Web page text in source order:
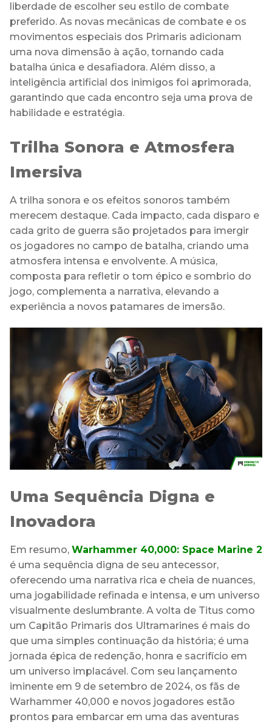
liberdade de escolher seu estilo de combate
preferido. As novas mecânicas de combate e os
movimentos especiais dos Primaris adicionam
uma nova dimensão à ação, tornando cada
batalha única e desafiadora. Além disso, a
inteligência artificial dos inimigos foi aprimorada,
garantindo que cada encontro seja uma prova de
habilidade e estratégia.
Trilha Sonora e Atmosfera
Imersiva
A trilha sonora e os efeitos sonoros também
merecem destaque. Cada impacto, cada disparo e
cada grito de guerra são projetados para imergir
os jogadores no campo de batalha, criando uma
atmosfera intensa e envolvente. A música,
composta para refletir o tom épico e sombrio do
jogo, complementa a narrativa, elevando a
experiência a novos patamares de imersão.
Uma Sequência Digna e
Inovadora
Em resumo, Warhammer 40,000: Space Marine 2
é uma sequência digna de seu antecessor,
oferecendo uma narrativa rica e cheia de nuances,
uma jogabilidade refinada e intensa, e um universo
visualmente deslumbrante. A volta de Titus como
um Capitão Primaris dos Ultramarines é mais do
que uma simples continuação da história; é uma
jornada épica de redenção, honra e sacrifício em
um universo implacável. Com seu lançamento
iminente em 9 de setembro de 2024, os fãs de
Warhammer 40,000 e novos jogadores estão
prontos para embarcar em uma das aventuras